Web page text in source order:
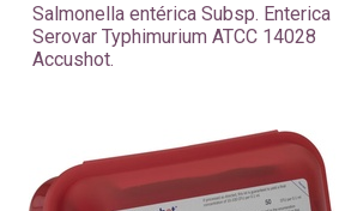
Salmonella entérica Subsp. Enterica
Serovar Typhimurium ATCC 14028
Accushot.